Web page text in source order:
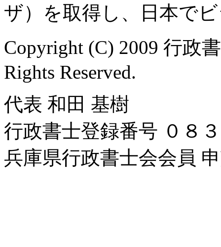
ザ）を取得し、日本で
Copyright (C) 2009 行政
Rights Reserved.
代表 和田 基樹
行政書士登録番号 ０８
兵庫県行政書士会会員